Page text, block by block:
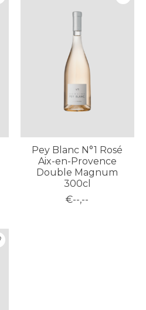
Pey Blanc N°1 Rosé
Aix-en-Provence
Double Magnum
300cl
€--,--